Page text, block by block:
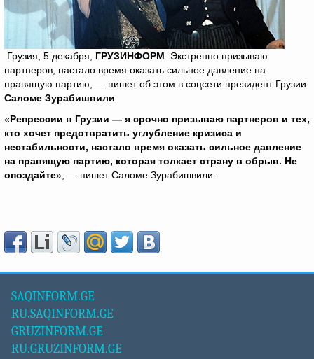
Грузия, 5 декабря, ГРУЗИНФОРМ . Экстренно призываю
партнеров, настало время оказать сильное давление на
правящую партию, — пишет об этом в соцсети президент Грузии
Саломе Зурабишвили
«Репрессии в Грузии — я срочно призываю партнеров и тех,
кто хочет предотвратить углубление кризиса и
нестабильности, настало время оказать сильное давление
на правящую партию, которая толкает страну в обрыв. Не
опоздайте», — пишет Саломе Зурабишвили.
SAQINFORM.GE
RU.SAQINFORM.GE
GRUZINFORM.GE
RU.GRUZINFORM.GE